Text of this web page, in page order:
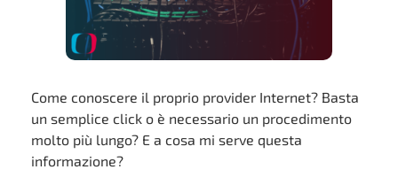
Come conoscere il proprio provider Internet? Basta
un semplice click o è necessario un procedimento
molto più lungo? E a cosa mi serve questa
informazione?